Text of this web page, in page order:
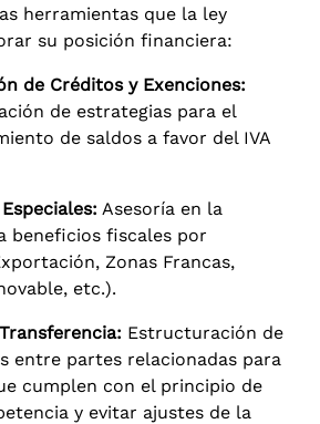
herramientas que la ley
su posición financiera:
de Créditos y Exenciones:
de estrategias para el
de saldos a favor del IVA
Asesoría en la
beneficios fiscales por
Zonas Francas,
etc.).
Estructuración de
entre partes relacionadas para
cumplen con el principio de
y evitar ajustes de la